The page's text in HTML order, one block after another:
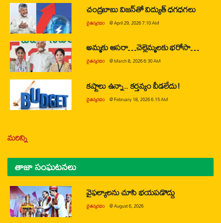
చంద్రబాబు విజన్‌తో విద్యుత్ ధగధగలు
చైతన్యరధం @April 29, 2026 7:10 AM
అమ్మకు ఆసరా…చెల్లెమ్మలకు భరోసా…
చైతన్యరధం @March 8, 2026 6:30 AM
కష్టాలు ఉన్నా.. కర్తవ్యం వీడలేదు!
చైతన్యరధం @February 18, 2026 6:15 AM
మరిన్ని
తాజా సంఘటనలు
వైఫల్యాలను చూసి భయపడొద్దు
చైతన్యరధం @August 6, 2026